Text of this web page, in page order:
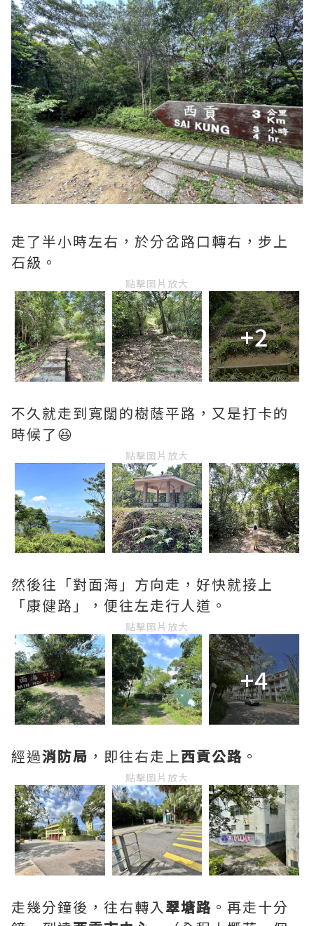
走了半小時左右，於分岔路口轉右，步上
石級。
點擊圖片放大
+2
不久就走到寬闊的樹蔭平路，又是打卡的
時候了😆
點擊圖片放大
然後往「對面海」方向走，好快就接上
「康健路」，便往左走行人道。
點擊圖片放大
+4
經過消防局 ，即往右走上西貢公路 。
點擊圖片放大
走幾分鐘後，往右轉入 翠塘路 。再走十分